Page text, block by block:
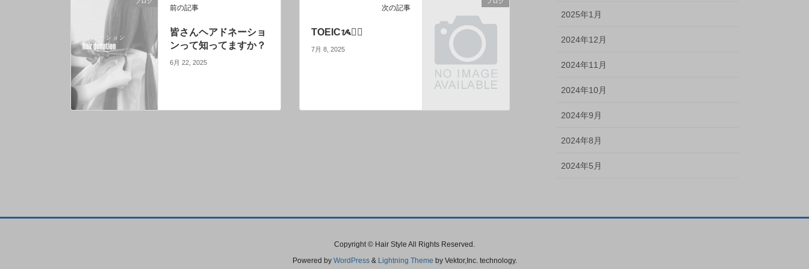
前の記事
皆さんヘアドネーショ
ンって知ってますか？
6月 22, 2025
次の記事
TOEICᝰ✍🏻
7月 8, 2025
2025年1月
2024年12月
2024年11月
2024年10月
2024年9月
2024年8月
2024年5月
Copyright © Hair Style All Rights Reserved.
Powered by WordPress& Lightning Theme by Vektor,Inc. technology.